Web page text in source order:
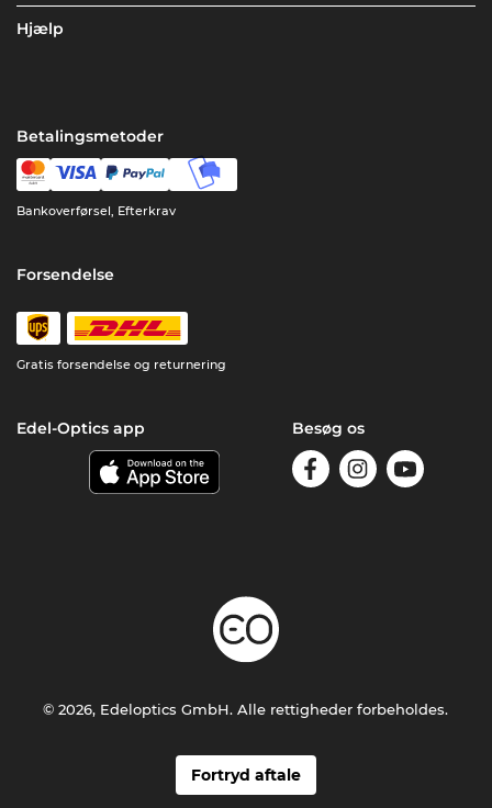
Hjælp
Betalingsmetoder
Bankoverførsel, Efterkrav
Forsendelse
Gratis forsendelse og returnering
Edel-Optics app Besøg os
Fortryd aftale
© 2026, Edeloptics GmbH. Alle rettigheder forbeholdes.